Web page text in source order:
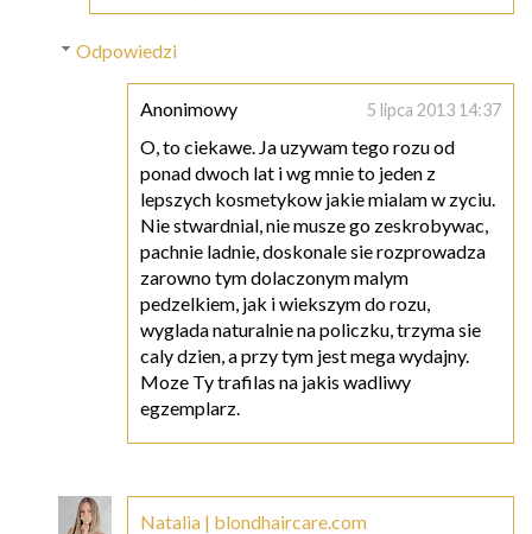
Odpowiedzi
Anonimowy 5 lipca 2013 14:37
O, to ciekawe. Ja uzywam tego rozu od
ponad dwoch lat i wg mnie to jeden z
lepszych kosmetykow jakie mialam w zyciu.
Nie stwardnial, nie musze go zeskrobywac,
pachnie ladnie, doskonale sie rozprowadza
zarowno tym dolaczonym malym
pedzelkiem, jak i wiekszym do rozu,
wyglada naturalnie na policzku, trzyma sie
caly dzien, a przy tym jest mega wydajny.
Moze Ty trafilas na jakis wadliwy
egzemplarz.
Natalia | blondhaircare.com